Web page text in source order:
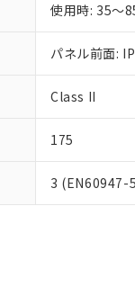
使用時: 35～
パネル前面:
Class II
175
3 (EN60947-